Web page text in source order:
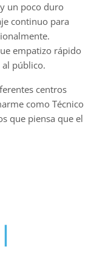
un poco duro
continuo para
empatizo rápido
al público.
centros
como Técnico
que piensa que el